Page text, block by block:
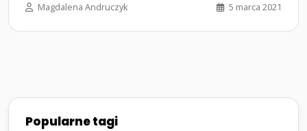
Magdalena Andruczyk 5 marca 2021
Popularne tagi